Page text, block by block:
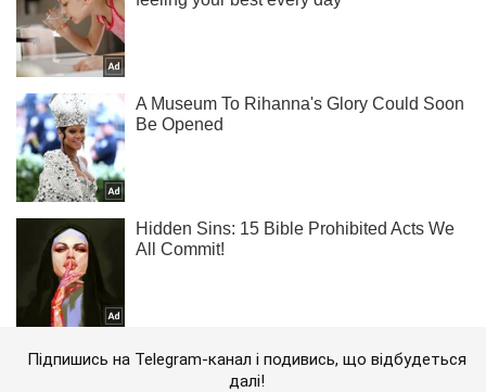
Підпишись на Telegram-канал і подивись, що відбудеться
далі!